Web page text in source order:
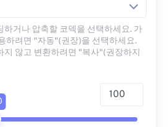
하거나 압축할 코덱을 선택하세요. 가
하려면 "자동"(권장)을 선택하세요.
지 않고 변환하려면 "복사"(권장하지